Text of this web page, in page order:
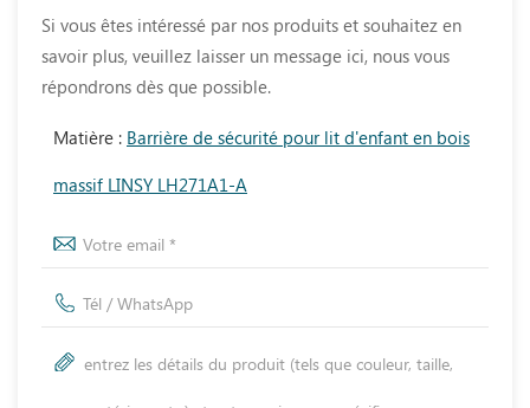
Si vous êtes intéressé par nos produits et souhaitez en
savoir plus, veuillez laisser un message ici, nous vous
répondrons dès que possible.
Matière : Barrière de sécurité pour lit d'enfant en bois
massif LINSY LH271A1-A